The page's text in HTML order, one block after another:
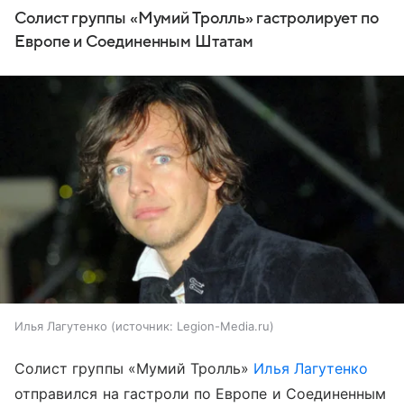
Солист группы «Мумий Тролль» гастролирует по
Европе и Соединенным Штатам
Илья Лагутенко источник: Legion-Media.ru
Солист группы «Мумий Тролль» Илья Лагутенко
отправился на гастроли по Европе и Соединенным